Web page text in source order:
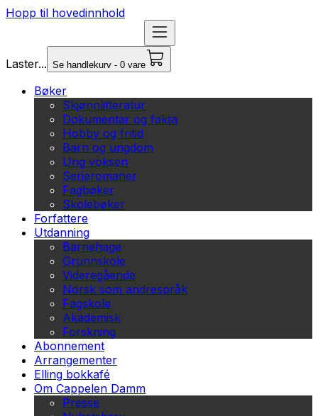
Hopp til hovedinnhold
Laster... Se handlekurv - 0 vare
Bøker
Skjønnlitteratur
Dokumentar og fakta
Hobby og fritid
Barn og ungdom
Ung voksen
Serieromaner
Fagbøker
Skolebøker
Forfattere
Utdanning
Barnehage
Grunnskole
Videregående
Norsk som andrespråk
Fagskole
Akademisk
Forskning
Abonnement
Arrangementer
Elling bokkafé
Om Cappelen Damm
Presse